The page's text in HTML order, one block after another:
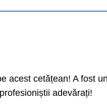
acest cetățean! A fost
adevărați!